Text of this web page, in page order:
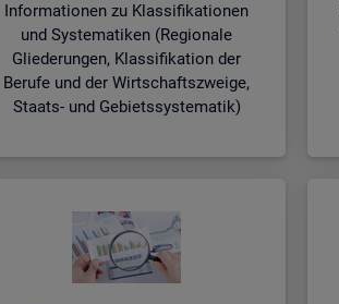
Informationen zu Klassifikationen
und Systematiken (Regionale
Gliederungen, Klassifikation der
Berufe und der Wirtschaftszweige,
Staats- und Gebietssystematik)